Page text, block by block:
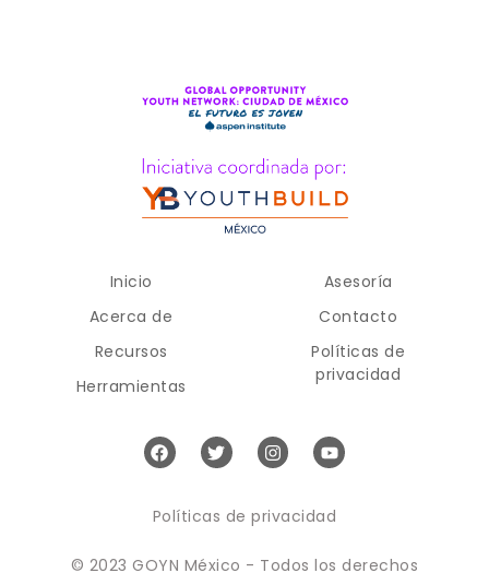
Inicio
Acerca de
Recursos
Herramientas
Asesoría
Contacto
Políticas de
privacidad
© 2023 GOYN México - Todos los derechos
Políticas de privacidad